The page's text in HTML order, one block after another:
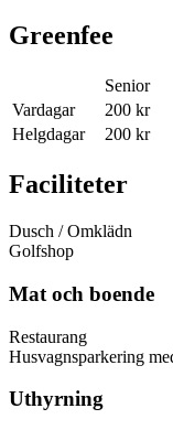
Greenfee
Senior
Vardagar
200 kr
Helgdagar
200 kr
Faciliteter
Dusch / Omklädn
Golfshop
Mat och boende
Restaurang
Husvagnsparkering
Uthyrning